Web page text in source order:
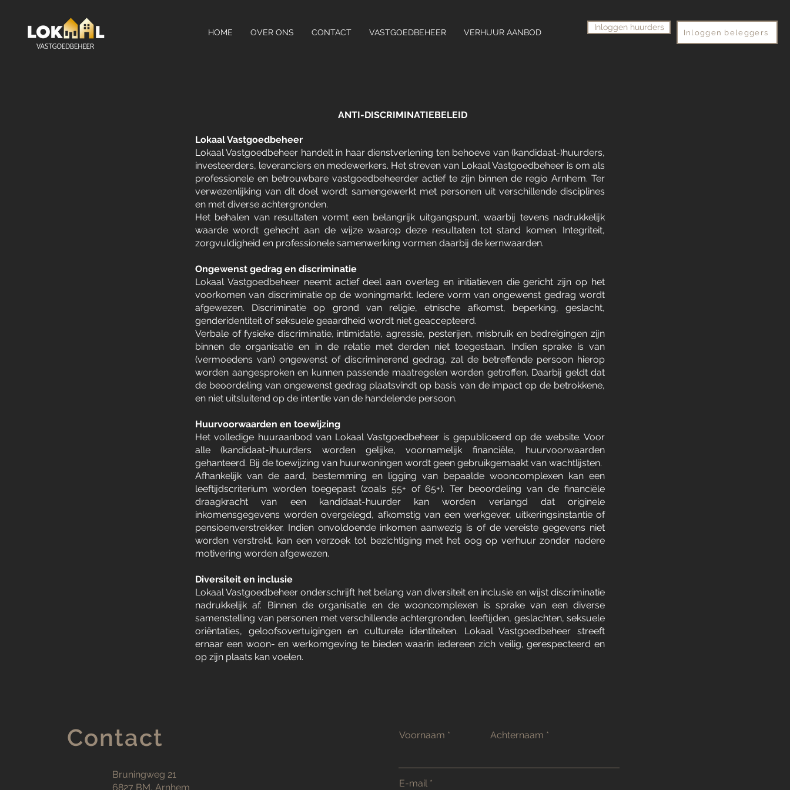
HOME OVER ONS CONTACT VASTGOEDBEHEER VERHUUR AANBOD
Inloggen huurders
Inloggen beleggers
ANTI-DISCRIMINATIEBELEID
Lokaal Vastgoedbeheer
Lokaal Vastgoedbeheer handelt in haar dienstverlening ten behoeve van (kandidaat-)huurders,
investeerders, leveranciers en medewerkers. Het streven van Lokaal Vastgoedbeheer is om als
professionele en betrouwbare vastgoedbeheerder actief te zijn binnen de regio Arnhem. Ter
verwezenlijking van dit doel wordt samengewerkt met personen uit verschillende disciplines
en met diverse achtergronden.
Het behalen van resultaten vormt een belangrijk uitgangspunt, waarbij tevens nadrukkelijk
waarde wordt gehecht aan de wijze waarop deze resultaten tot stand komen. Integriteit,
zorgvuldigheid en professionele samenwerking vormen daarbij de kernwaarden.
Ongewenst gedrag en discriminatie
Lokaal Vastgoedbeheer neemt actief deel aan overleg en initiatieven die gericht zijn op het
voorkomen van discriminatie op de woningmarkt. Iedere vorm van ongewenst gedrag wordt
afgewezen. Discriminatie op grond van religie, etnische afkomst, beperking, geslacht,
genderidentiteit of seksuele geaardheid wordt niet geaccepteerd.
Verbale of fysieke discriminatie, intimidatie, agressie, pesterijen, misbruik en bedreigingen zijn
binnen de organisatie en in de relatie met derden niet toegestaan. Indien sprake is van
(vermoedens van) ongewenst of discriminerend gedrag, zal de betreffende persoon hierop
worden aangesproken en kunnen passende maatregelen worden getroffen. Daarbij geldt dat
de beoordeling van ongewenst gedrag plaatsvindt op basis van de impact op de betrokkene,
en niet uitsluitend op de intentie van de handelende persoon.
Huurvoorwaarden en toewijzing
Het volledige huuraanbod van Lokaal Vastgoedbeheer is gepubliceerd op de website. Voor
alle (kandidaat-)huurders worden gelijke, voornamelijk financiële, huurvoorwaarden
gehanteerd. Bij de toewijzing van huurwoningen wordt geen gebruikgemaakt van wachtlijsten.
Afhankelijk van de aard, bestemming en ligging van bepaalde wooncomplexen kan een
leeftijdscriterium worden toegepast (zoals 55+ of 65+). Ter beoordeling van de financiële
draagkracht van een kandidaat-huurder kan worden verlangd dat originele
inkomensgegevens worden overgelegd, afkomstig van een werkgever, uitkeringsinstantie of
pensioenverstrekker. Indien onvoldoende inkomen aanwezig is of de vereiste gegevens niet
worden verstrekt, kan een verzoek tot bezichtiging met het oog op verhuur zonder nadere
motivering worden afgewezen.
Diversiteit en inclusie
Lokaal Vastgoedbeheer onderschrijft het belang van diversiteit en inclusie en wijst discriminatie
nadrukkelijk af. Binnen de organisatie en de wooncomplexen is sprake van een diverse
samenstelling van personen met verschillende achtergronden, leeftijden, geslachten, seksuele
oriëntaties, geloofsovertuigingen en culturele identiteiten. Lokaal Vastgoedbeheer streeft
ernaar een woon- en werkomgeving te bieden waarin iedereen zich veilig, gerespecteerd en
op zijn plaats kan voelen.
Contact
Bruningweg 21
6827 BM, Arnhem
Voornaam Achternaam
E-mail